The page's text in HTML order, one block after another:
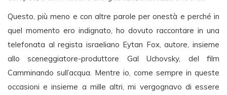
Questo, più meno e con altre parole per onestà e perché in
quel momento ero indignato, ho dovuto raccontare in una
telefonata al regista israeliano Eytan Fox, autore, insieme
allo sceneggiatore-produttore Gal Uchovsky, del film
Camminando sull’acqua. Mentre io, come sempre in queste
occasioni e insieme a mille altri, mi vergognavo di essere